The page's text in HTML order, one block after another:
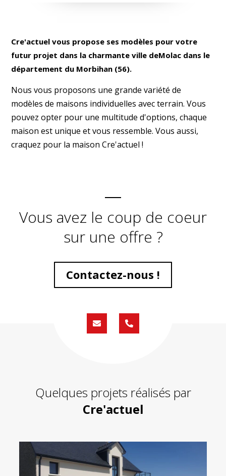
Cre'actuel vous propose ses modèles pour votre
futur projet dans la charmante ville deMolac dans le
département du Morbihan (56).
Nous vous proposons une grande variété de
modèles de maisons individuelles avec terrain. Vous
pouvez opter pour une multitude d'options, chaque
maison est unique et vous ressemble. Vous aussi,
craquez pour la maison Cre'actuel !
Vous avez le coup de coeur
sur une offre ?
Contactez-nous !
Formulaire
de
02
59
Quelques projets réalisés par
Cre'actuel